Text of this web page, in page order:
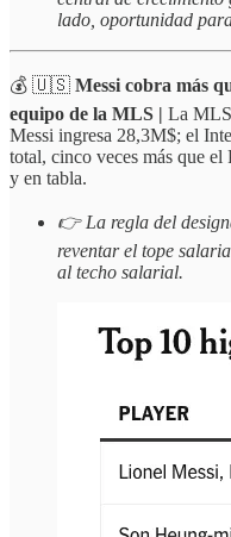
lado, oportunidad
💰 🇺🇸 Messi cobra más
equipo de la MLS | La
Messi ingresa 28,3M$; el
total, cinco veces más que
y en tabla.
👉 La regla del
reventar el tope
al techo salarial.